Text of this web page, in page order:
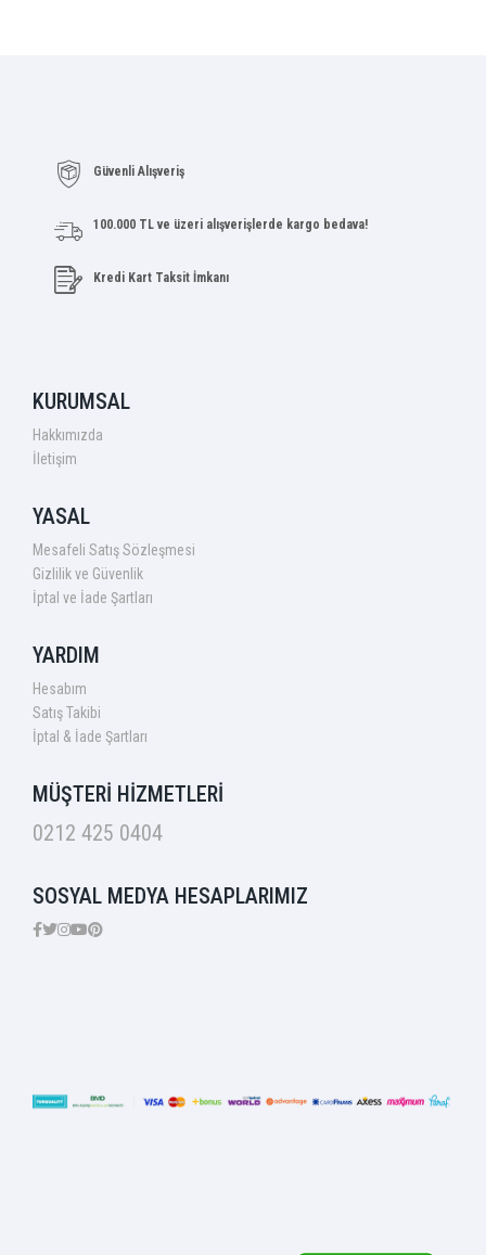
Güvenli Alışveriş
100.000 TL ve üzeri alışverişlerde kargo bedava!
Kredi Kart Taksit İmkanı
KURUMSAL
Hakkımızda
İletişim
YASAL
Mesafeli Satış Sözleşmesi
Gizlilik ve Güvenlik
İptal ve İade Şartları
YARDIM
Hesabım
Satış Takibi
İptal & İade Şartları
MÜŞTERİ HİZMETLERİ
0212 425 0404
SOSYAL MEDYA HESAPLARIMIZ